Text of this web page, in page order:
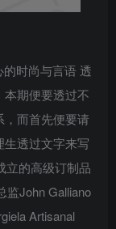
时尚与言语 透
期便要透过不
，而首先便要请
透过文字来写
立的高级订制品
监John Galliano
Artisanal